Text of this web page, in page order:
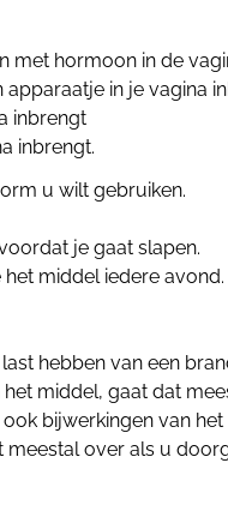
met hormoon in de
apparaatje in je vagina
inbrengt
inbrengt.
u wilt gebruiken.
je gaat slapen.
middel iedere
hebben van een
middel, gaat dat
bijwerkingen van
meestal over als u